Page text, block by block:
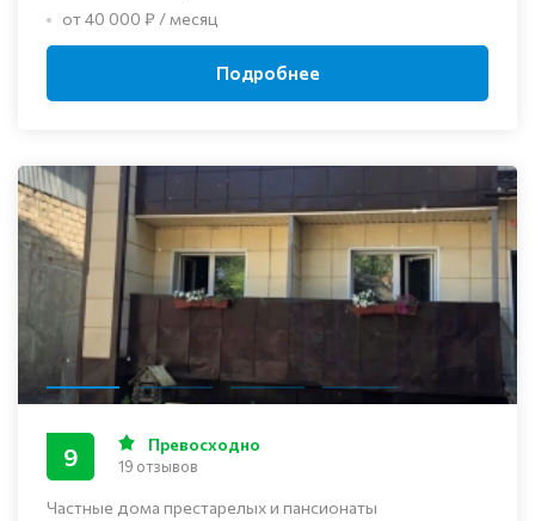
от 40 000 ₽ / месяц
Подробнее
Частные дома престарелых и пансионаты
9 Превосходно
19 отзывов